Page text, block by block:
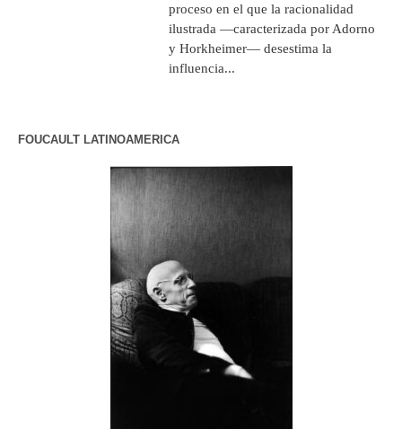
proceso en el que la racionalidad
ilustrada —caracterizada por Adorno
y Horkheimer— desestima la
influencia...
FOUCAULT LATINOAMERICA